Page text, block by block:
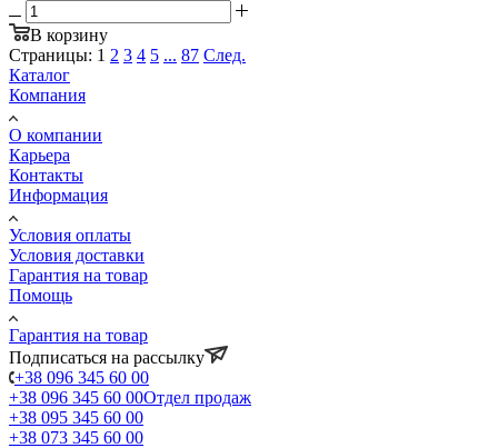
В корзину
Страницы: 1 2 3 4 5 ... 87 След.
Каталог
Компания
О компании
Карьера
Контакты
Информация
Условия оплаты
Условия доставки
Гарантия на товар
Помощь
Гарантия на товар
Подписаться на рассылку
+38 096 345 60 00
+38 096 345 60 00Отдел продаж
+38 095 345 60 00
+38 073 345 60 00